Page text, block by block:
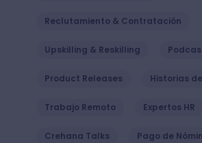
Reclutamiento & Contratación
Upskilling & Reskilling
Product Releases Historias
Trabajo Remoto Expertos HR
Crehana Talks Pago de